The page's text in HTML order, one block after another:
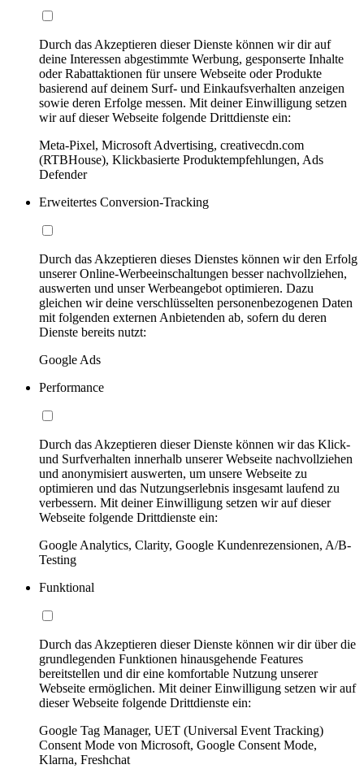
Durch das Akzeptieren dieser Dienste können wir dir auf
deine Interessen abgestimmte Werbung, gesponserte Inhalte
oder Rabattaktionen für unsere Webseite oder Produkte
basierend auf deinem Surf- und Einkaufsverhalten anzeigen
sowie deren Erfolge messen. Mit deiner Einwilligung setzen
wir auf dieser Webseite folgende Drittdienste ein:
Meta-Pixel, Microsoft Advertising, creativecdn.com
(RTBHouse), Klickbasierte Produktempfehlungen, Ads
Defender
Erweitertes Conversion-Tracking
Durch das Akzeptieren dieses Dienstes können wir den Erfolg
unserer Online-Werbeeinschaltungen besser nachvollziehen,
auswerten und unser Werbeangebot optimieren. Dazu
gleichen wir deine verschlüsselten personenbezogenen Daten
mit folgenden externen Anbietenden ab, sofern du deren
Dienste bereits nutzt:
Google Ads
Performance
Durch das Akzeptieren dieser Dienste können wir das Klick-
und Surfverhalten innerhalb unserer Webseite nachvollziehen
und anonymisiert auswerten, um unsere Webseite zu
optimieren und das Nutzungserlebnis insgesamt laufend zu
verbessern. Mit deiner Einwilligung setzen wir auf dieser
Webseite folgende Drittdienste ein:
Google Analytics, Clarity, Google Kundenrezensionen, A/B-
Testing
Funktional
Durch das Akzeptieren dieser Dienste können wir dir über die
grundlegenden Funktionen hinausgehende Features
bereitstellen und dir eine komfortable Nutzung unserer
Webseite ermöglichen. Mit deiner Einwilligung setzen wir auf
dieser Webseite folgende Drittdienste ein:
Google Tag Manager, UET (Universal Event Tracking)
Consent Mode von Microsoft, Google Consent Mode,
Klarna, Freshchat